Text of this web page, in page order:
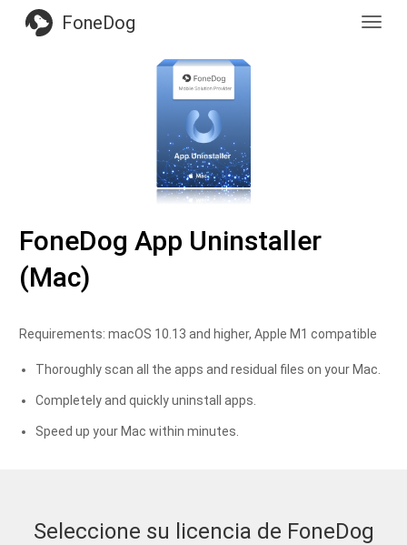
FoneDog
FoneDog App Uninstaller
(Mac)
Requirements: macOS 10.13 and higher, Apple M1 compatible
Thoroughly scan all the apps and residual files on your Mac.
Completely and quickly uninstall apps.
Speed up your Mac within minutes.
Seleccione su licencia de FoneDog